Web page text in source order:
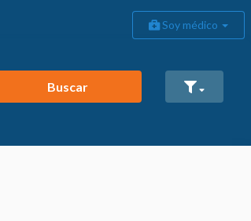
Soy médico
Buscar